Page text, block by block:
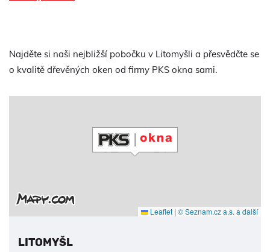
Najděte si naši nejbližší pobočku v Litomyšli a přesvědčte se
o kvalitě dřevěných oken od firmy PKS okna sami.
Leaflet | © Seznam.cz a.s. a další
LITOMYŠL